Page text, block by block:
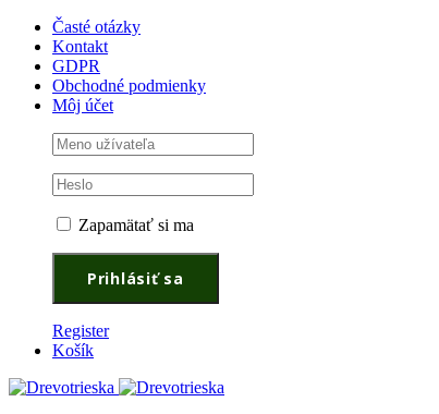
Časté otázky
Kontakt
GDPR
Obchodné podmienky
Môj účet
Zapamätať si ma
Register
Košík